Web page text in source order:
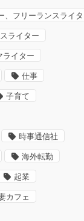
フリーランスライ
ライター
ライター
仕事
子育て
時事通信社
海外転勤
起業
カフェ